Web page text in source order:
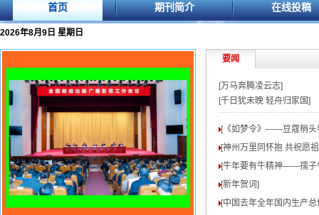
首页 期刊简介 在线投稿
2026年8月9日 星期日
要闻
[万马奔腾凌云志]
[千日犹未晚 轻舟归家国]
[《如梦令》——豆蔻梢头
[神州万里同怀抱 共祝愿
[牛年要有牛精神——孺子
[新年贺词]
[中国去年全年国内生产